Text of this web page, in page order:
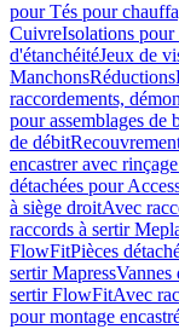
pour Tés pour
CuivreIsolations pour
d'étanchéitéJeux de
ManchonsRéductions
raccordements,
pour assemblages de
de débit
encastrer avec
détachées pour
à siège droitAvec
raccords à sertir
FlowFitPièces
sertir MapressVannes
sertir FlowFitAvec
pour montage